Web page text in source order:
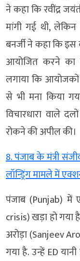
ने कहा कि रवींद्र
मांगी गई थी,
बनर्जी ने कहा कि
आयोजित करने का
लगाया कि
से भी मना किया
विचारधारा वाले
रोकने की अपील की।
8. पंजाब के मंत्री
लॉन्ड्रिंग मामले में
पंजाब (Punjab) में
crisis) खड़ा हो गया
अरोड़ा (Sanjeev
गया है. उन्हें ED